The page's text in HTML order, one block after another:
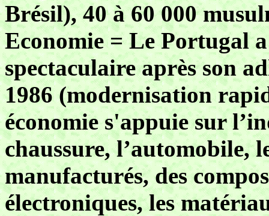
Brésil), 40 à 60 000
Economie = Le Portugal
spectaculaire après son
1986 (modernisation
économie s'appuie sur
chaussure, l’automobile,
manufacturés, des
électroniques, les